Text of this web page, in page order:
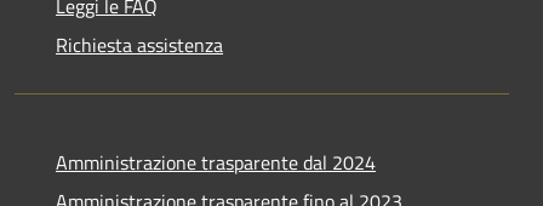
Leggi le FAQ
Richiesta assistenza
Amministrazione trasparente dal 2024